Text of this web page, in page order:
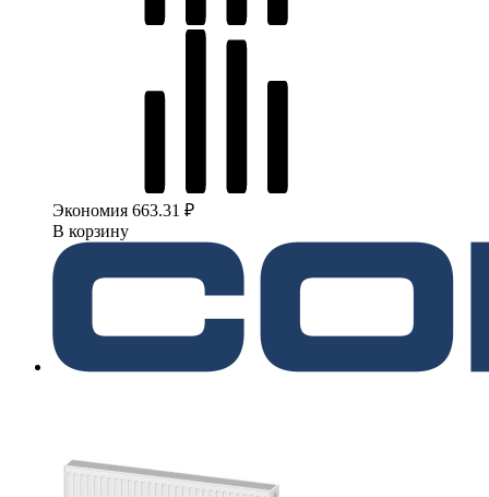
Экономия 663.31 ₽
В корзину